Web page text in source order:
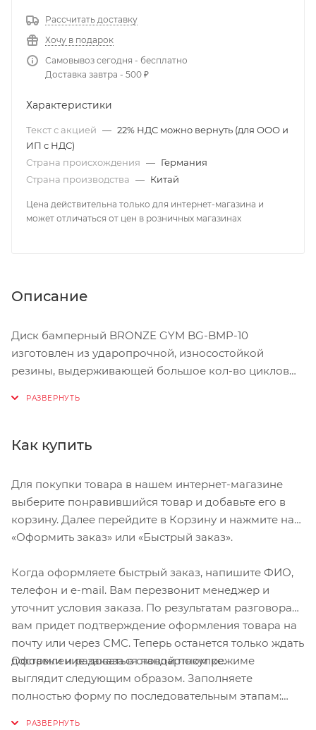
Рассчитать доставку
Хочу в подарок
Самовывоз сегодня - бесплатно
Доставка завтра - 500 ₽
Характеристики
Текст с акцией — 22% НДС можно вернуть (для ООО и
ИП с НДС)
Страна происхождения — Германия
Страна производства — Китай
Цена действительна только для интернет-магазина и
может отличаться от цен в розничных магазинах
Описание
Диск бамперный BRONZE GYM BG-BMP-10
изготовлен из ударопрочной, износостойкой
резины, выдерживающей большое кол-во циклов
BG-BMP-10 возможно использовать как в закрытых
Наличие металлической, завальцованной
внутренней втулки, обеспечивает дополнительную
прочность всей конструкции и защищает
посадочное отверстие диска от износа и
механических повреждений. Геометрическая
размерность диска соответствует олимпийскому
стандарту , а весовая точность и предельное
отклонение к весу не более 1% , позволяет
выполнять все соревновательные движения,
которые используют в силовых видах спорта.
Как купить
Для покупки товара в нашем интернет-магазине
выберите понравившийся товар и добавьте его в
корзину. Далее перейдите в Корзину и нажмите на
«Оформить заказ» или «Быстрый заказ».
Когда оформляете быстрый заказ, напишите ФИО,
телефон и e-mail. Вам перезвонит менеджер и
уточнит условия заказа. По результатам разговора
вам придет подтверждение оформления товара на
почту или через СМС. Теперь останется только ждать
доставки и радоваться новой покупке.
Оформление заказа в стандартном режиме
выглядит следующим образом. Заполняете
полностью форму по последовательным этапам: